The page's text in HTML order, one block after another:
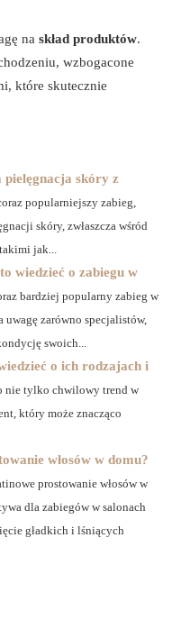
na skład produktów.
wzbogacone
które skutecznie
pielęgnacja skóry z
popularniejszy zabieg,
skóry, zwłaszcza wśród
jak...
wiedzieć o zabiegu w
bardziej popularny zabieg w
zarówno specjalistów,
swoich...
o ich rodzajach i
nie tylko chwilowy trend w
który może znacząco
włosów w domu?
prostowanie włosów w
dla zabiegów w salonach
gładkich i lśniących